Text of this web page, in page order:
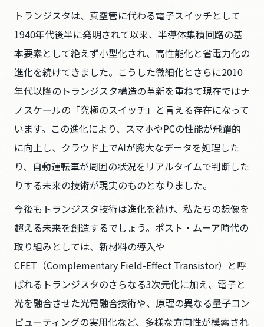
トランジスタは、真空管に代わる電子スイッチとして
1940年代後半に発明されて以来、半導体集積回路の基
本要素として絶えず小型化され、高性能化と省電力化の
進化を続けてきました。こうした微細化とさらに2010
年代以降のトランジスタ構造の革新を重ねて現在ではナ
ノスケールの「究極のスイッチ」と言える存在になって
います。この進化により、スマホやPCの性能が飛躍的
に向上し、クラウド上でAIが膨大なデータを処理した
り、自動運転車が周囲の状況をリアルタイムで判断した
りする未来の技術が現実のものとなりました。
今後もトランジスタ技術は進化を続け、私たちの想像を
超える未来を創造するでしょう。ポスト・ムーア時代の
取り組みとしては、新材料の導入や
CFET（Complementary Field-Effect Transistor）と呼
ばれるトランジスタのさらなる3次元化に加え、電子と
光を融合させた光電融合技術や、原理の異なる量子コン
ピューティングの実用化など、多様な方向性が模索され